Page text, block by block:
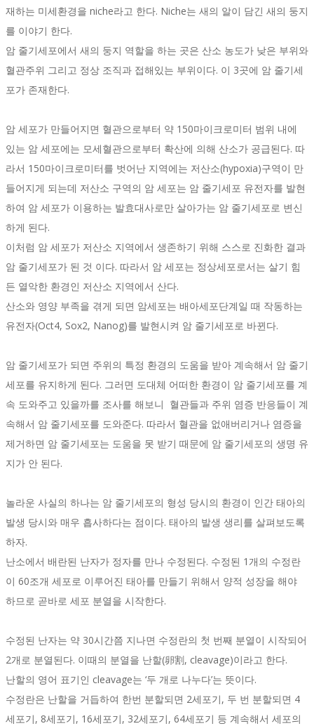
재하는 미세환경을 niche라고 한다. Niche는 새의 알이 담긴 새의 둥지
를 이야기 한다.
암 줄기세포에서 새의 둥지 역할을 하는 곳은 산소 농도가 낮은 부위와
혈관주위 그리고 정상 조직과 접해있는 부위이다. 이 3곳에 암 줄기세
포가 존재한다.
암 세포가 만들어지면 혈관으로부터 약 150마이크로미터 범위 내에
있는 암 세포에는 모세혈관으로부터 확산에 의해 산소가 공급된다. 따
라서 150마이크로미터를 벗어난 지역에는 저산소(hypoxia)구역이 만
들어지게 되는데 저산소 구역의 암 세포는 암 줄기세포 유전자를 발현
하여 암 세포가 이용하는 발효대사로만 살아가는 암 줄기세포로 변신
하게 된다.
이처럼 암 세포가 저산소 지역에서 생존하기 위해 스스로 진화한 결과
암 줄기세포가 된 것 이다. 따라서 암 세포는 정상세포로서는 살기 힘
든 열악한 환경인 저산소 지역에서 산다.
산소와 영양 부족을 겪게 되면 암세포는 배아세포단계일 때 작동하는
유전자(Oct4, Sox2, Nanog)를 발현시켜 암 줄기세포로 바뀐다.
암 줄기세포가 되면 주위의 특정 환경의 도움을 받아 계속해서 암 줄기
세포를 유지하게 된다. 그러면 도대체 어떠한 환경이 암 줄기세포를 계
속 도와주고 있을까를 조사를 해보니 혈관들과 주위 염증 반응들이 계
속해서 암 줄기세포를 도와준다. 따라서 혈관을 없애버리거나 염증을
제거하면 암 줄기세포는 도움을 못 받기 때문에 암 줄기세포의 생명 유
지가 안 된다.
놀라운 사실의 하나는 암 줄기세포의 형성 당시의 환경이 인간 태아의
발생 당시와 매우 흡사하다는 점이다. 태아의 발생 생리를 살펴보도록
하자.
난소에서 배란된 난자가 정자를 만나 수정된다. 수정된 1개의 수정란
이 60조개 세포로 이루어진 태아를 만들기 위해서 양적 성장을 해야
하므로 곧바로 세포 분열을 시작한다.
수정된 난자는 약 30시간쯤 지나면 수정란의 첫 번째 분열이 시작되어
2개로 분열된다. 이때의 분열을 난할(卵割, cleavage)이라고 한다.
난할의 영어 표기인 cleavage는 ‘두 개로 나누다’는 뜻이다.
수정란은 난할을 거듭하여 한번 분할되면 2세포기, 두 번 분할되면 4
세포기, 8세포기, 16세포기, 32세포기, 64세포기 등 계속해서 세포의